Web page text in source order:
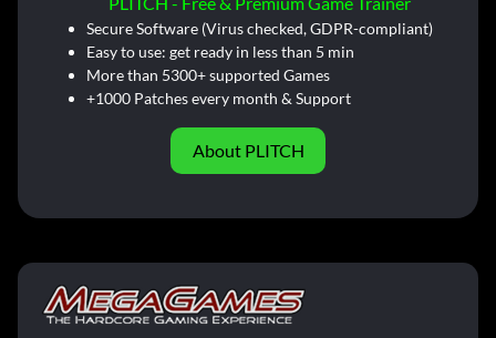
Secure Software (Virus checked, GDPR-compliant)
Easy to use: get ready in less than 5 min
More than 5300+ supported Games
+1000 Patches every month & Support
About PLITCH